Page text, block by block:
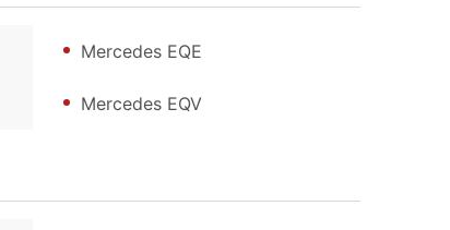
Mercedes EQE
Mercedes EQV